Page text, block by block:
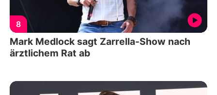
8
Mark Medlock sagt Zarrella-Show nach
ärztlichem Rat ab